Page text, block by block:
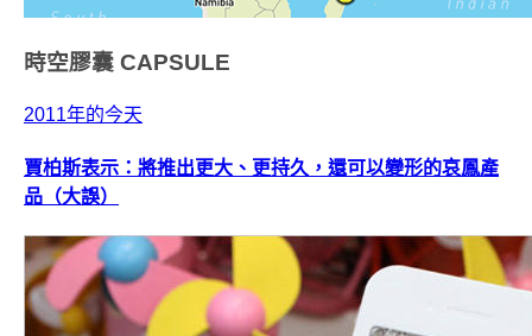
時空膠囊 CAPSULE
2011年的今天
賈柏斯表示：將推出更大、更持久，還可以變形的哀鳳產
品（大誤）